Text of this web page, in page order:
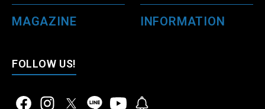
MAGAZINE INFORMATION
FOLLOW US!